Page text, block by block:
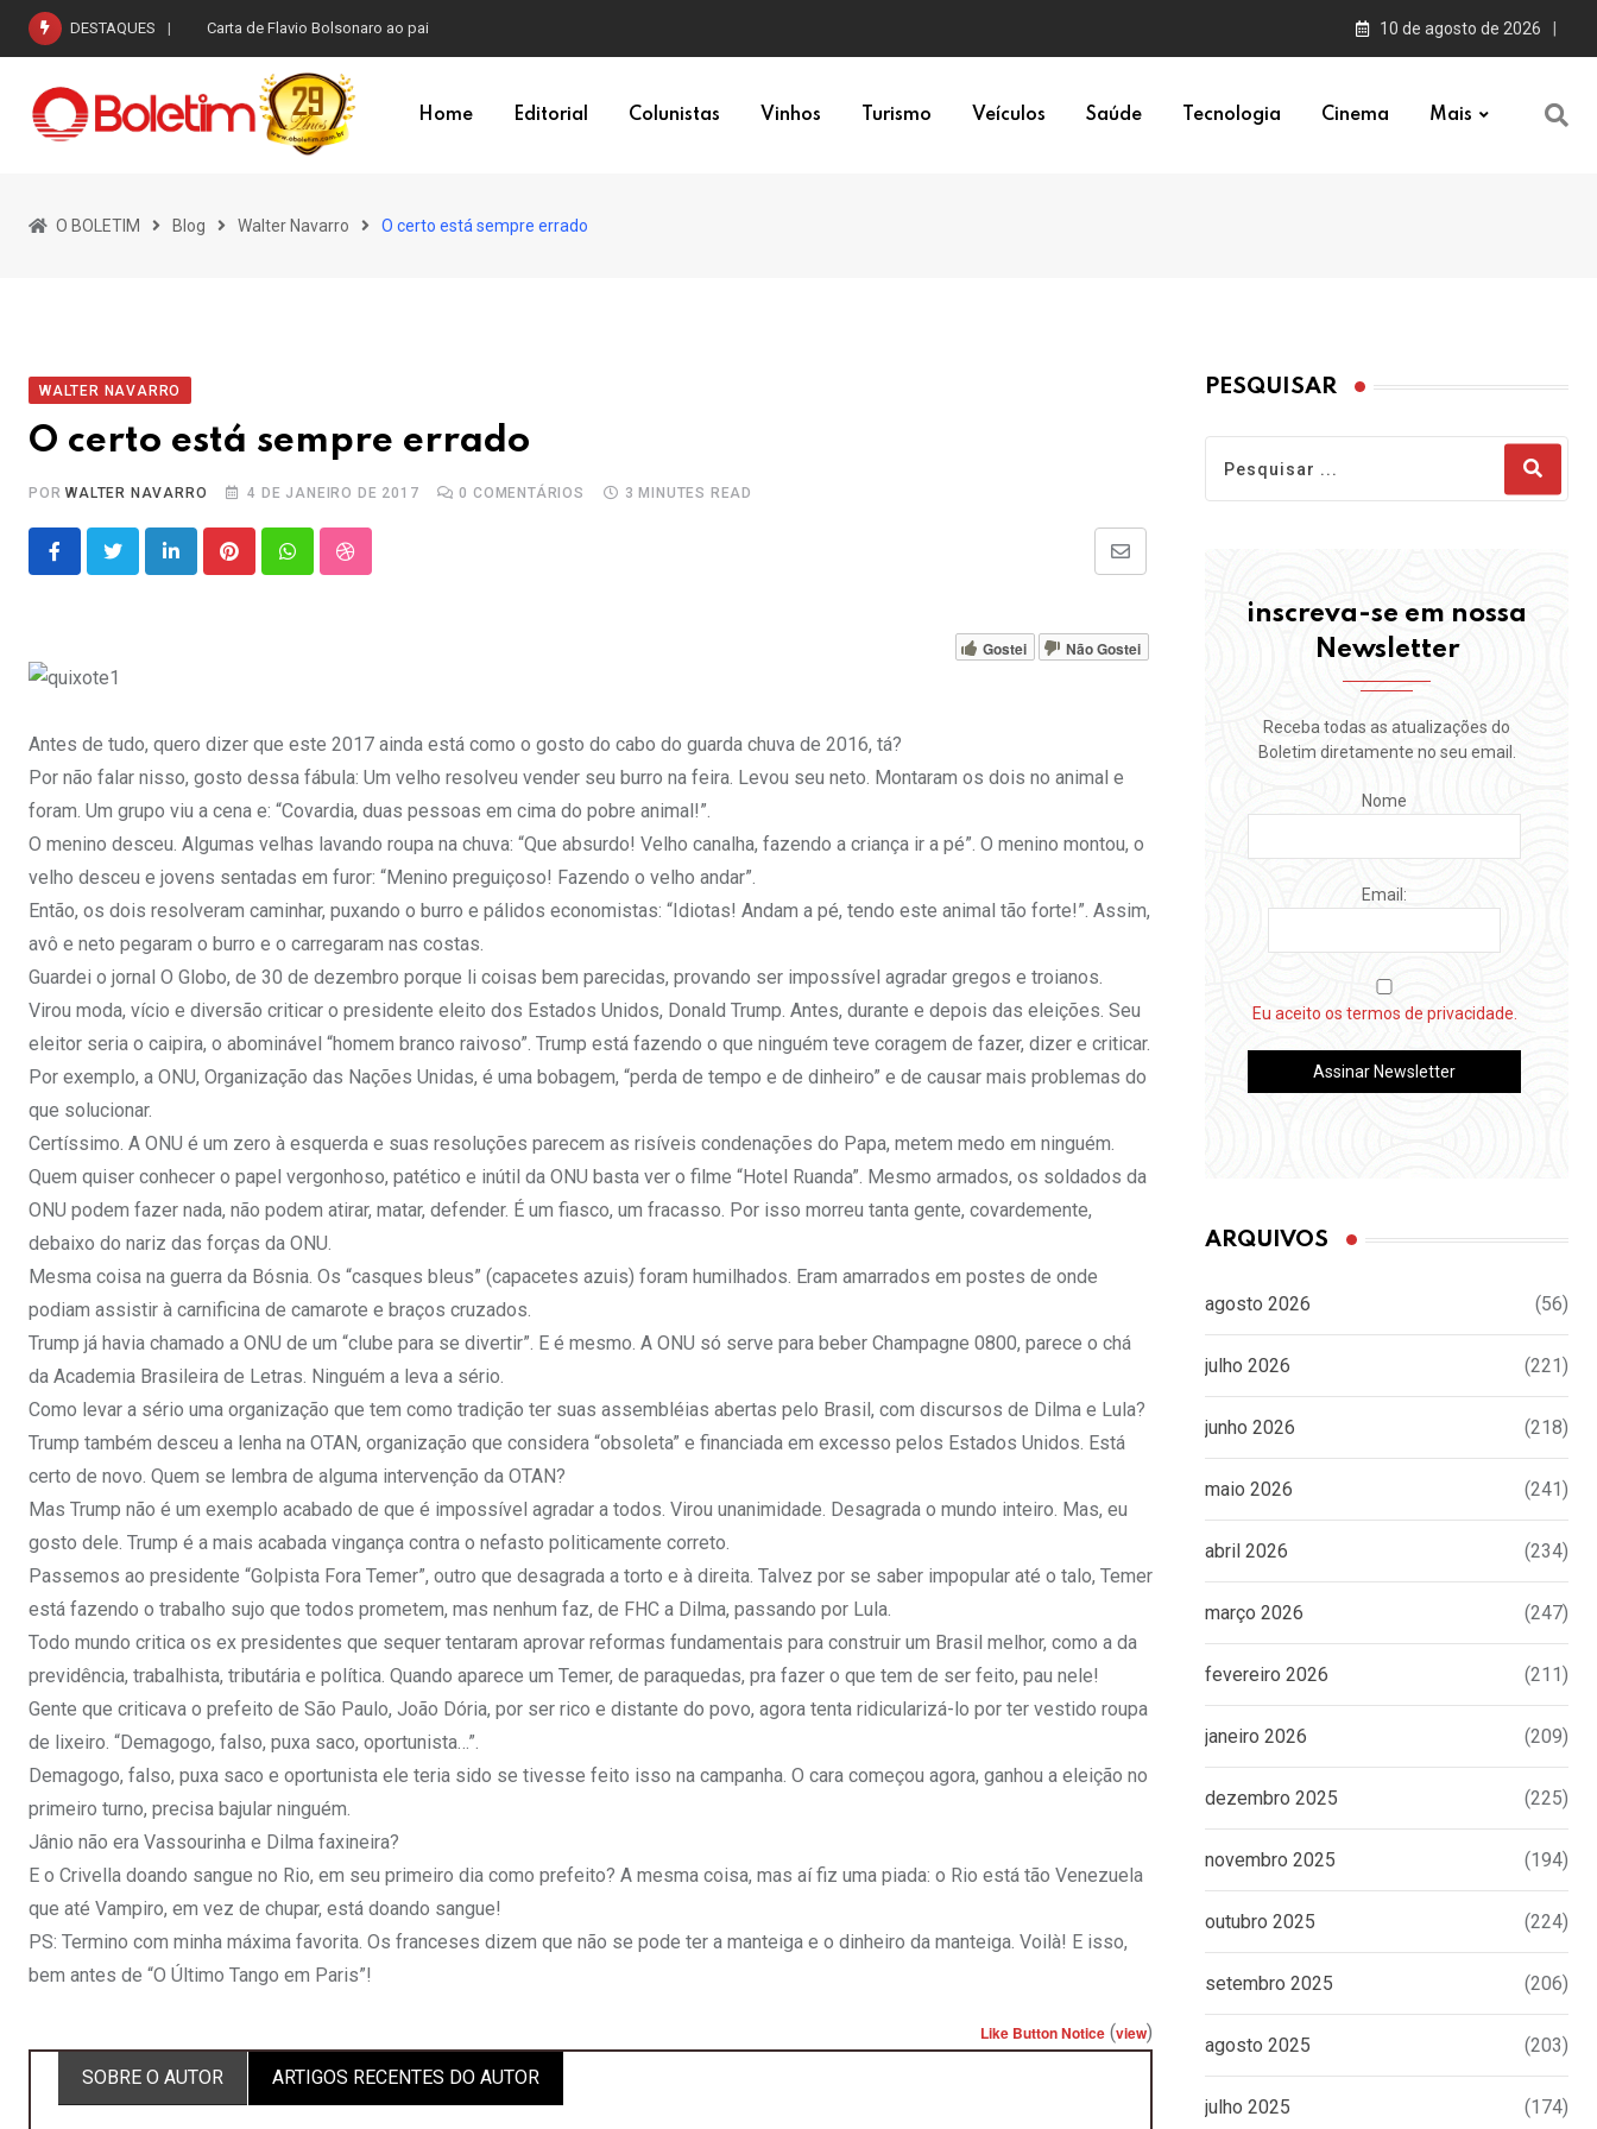
Skip
content
DESTAQUES Acabou a química? 10 de agosto de 2026
Home Editorial Colunistas Vinhos Turismo Veículos Saúde Tecnologia Cinema Mais
O BOLETIM Blog Walter Navarro O certo está sempre errado
WALTER NAVARRO
O certo está sempre errado
PORWALTER NAVARRO 4 DE JANEIRO DE 2017 0 COMENTÁRIOS 3 MINUTES READ
LinkedInPinterestWhatsappStumbleUpon
Share
Email
Gostei Não Gostei
Antes de tudo, quero dizer que este 2017 ainda está como o gosto do cabo do guarda chuva de 2016, tá?
Por não falar nisso, gosto dessa fábula: Um velho resolveu vender seu burro na feira. Levou seu neto. Montaram os dois no animal e
foram. Um grupo viu a cena e: “Covardia, duas pessoas em cima do pobre animal!”.
O menino desceu. Algumas velhas lavando roupa na chuva: “Que absurdo! Velho canalha, fazendo a criança ir a pé”. O menino montou, o
velho desceu e jovens sentadas em furor: “Menino preguiçoso! Fazendo o velho andar”.
Então, os dois resolveram caminhar, puxando o burro e pálidos economistas: “Idiotas! Andam a pé, tendo este animal tão forte!”. Assim,
avô e neto pegaram o burro e o carregaram nas costas.
Guardei o jornal O Globo, de 30 de dezembro porque li coisas bem parecidas, provando ser impossível agradar gregos e troianos.
Virou moda, vício e diversão criticar o presidente eleito dos Estados Unidos, Donald Trump. Antes, durante e depois das eleições. Seu
eleitor seria o caipira, o abominável “homem branco raivoso”. Trump está fazendo o que ninguém teve coragem de fazer, dizer e criticar.
Por exemplo, a ONU, Organização das Nações Unidas, é uma bobagem, “perda de tempo e de dinheiro” e de causar mais problemas do
que solucionar.
Certíssimo. A ONU é um zero à esquerda e suas resoluções parecem as risíveis condenações do Papa, metem medo em ninguém.
Quem quiser conhecer o papel vergonhoso, patético e inútil da ONU basta ver o filme “Hotel Ruanda”. Mesmo armados, os soldados da
ONU podem fazer nada, não podem atirar, matar, defender. É um fiasco, um fracasso. Por isso morreu tanta gente, covardemente,
debaixo do nariz das forças da ONU.
Mesma coisa na guerra da Bósnia. Os “casques bleus” (capacetes azuis) foram humilhados. Eram amarrados em postes de onde
podiam assistir à carnificina de camarote e braços cruzados.
Trump já havia chamado a ONU de um “clube para se divertir”. E é mesmo. A ONU só serve para beber Champagne 0800, parece o chá
da Academia Brasileira de Letras. Ninguém a leva a sério.
Como levar a sério uma organização que tem como tradição ter suas assembléias abertas pelo Brasil, com discursos de Dilma e Lula?
Trump também desceu a lenha na OTAN, organização que considera “obsoleta” e financiada em excesso pelos Estados Unidos. Está
certo de novo. Quem se lembra de alguma intervenção da OTAN?
Mas Trump não é um exemplo acabado de que é impossível agradar a todos. Virou unanimidade. Desagrada o mundo inteiro. Mas, eu
gosto dele. Trump é a mais acabada vingança contra o nefasto politicamente correto.
Passemos ao presidente “Golpista Fora Temer”, outro que desagrada a torto e à direita. Talvez por se saber impopular até o talo, Temer
está fazendo o trabalho sujo que todos prometem, mas nenhum faz, de FHC a Dilma, passando por Lula.
Todo mundo critica os ex presidentes que sequer tentaram aprovar reformas fundamentais para construir um Brasil melhor, como a da
previdência, trabalhista, tributária e política. Quando aparece um Temer, de paraquedas, pra fazer o que tem de ser feito, pau nele!
Gente que criticava o prefeito de São Paulo, João Dória, por ser rico e distante do povo, agora tenta ridicularizá-lo por ter vestido roupa
de lixeiro. “Demagogo, falso, puxa saco, oportunista…”.
Demagogo, falso, puxa saco e oportunista ele teria sido se tivesse feito isso na campanha. O cara começou agora, ganhou a eleição no
primeiro turno, precisa bajular ninguém.
Jânio não era Vassourinha e Dilma faxineira?
E o Crivella doando sangue no Rio, em seu primeiro dia como prefeito? A mesma coisa, mas aí fiz uma piada: o Rio está tão Venezuela
que até Vampiro, em vez de chupar, está doando sangue!
PS: Termino com minha máxima favorita. Os franceses dizem que não se pode ter a manteiga e o dinheiro da manteiga. Voilà! E isso,
bem antes de “O Último Tango em Paris”!
Like Button Notice (view)
SOBRE O AUTOR
ARTIGOS RECENTES DO AUTOR
PESQUISAR
inscreva-se em nossa
Newsletter
Receba todas as atualizações do
Boletim diretamente no seu email.
Nome
Email:
Eu aceito os termos de privacidade.
ARQUIVOS
agosto 2026 (56)
julho 2026 (221)
junho 2026 (218)
maio 2026 (241)
abril 2026 (234)
março 2026 (247)
fevereiro 2026 (211)
janeiro 2026 (209)
dezembro 2025 (225)
novembro 2025 (194)
outubro 2025 (224)
setembro 2025 (206)
agosto 2025 (203)
julho 2025 (174)